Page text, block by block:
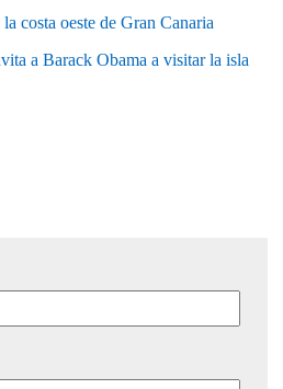
costa oeste de Gran Canaria
a Barack Obama a visitar la isla